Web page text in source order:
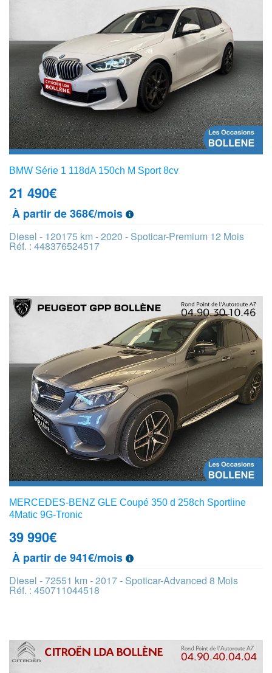
BMW Série 1 118dA 150ch M Sport 8cv
21 490€
À partir de 368€/mois
Diesel - 120175 km - 2020 - Spoticar-Premium 12 Mois
Réf. : 448376524517
MERCEDES-BENZ GLE Coupé 350 d 258ch Sportline
4Matic 9G-Tronic
39 990€
À partir de 941€/mois
Diesel - 72551 km - 2017 - Spoticar-Advanced 8 Mois
Réf. : 450711044518